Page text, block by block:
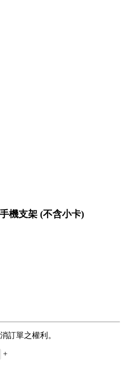
機支架 (不含小卡)
訂單之權利。
+